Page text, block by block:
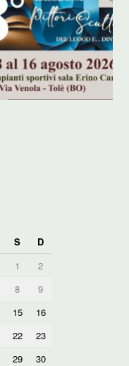
S
D
1
2
8 9
15
16
22
23
29
30